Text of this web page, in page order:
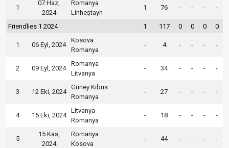
1
07 Haz,
2024
Romanya
Linheştayn
1 76 - - - -
Friendlies 1 2024 1 117 0 0 0 0
1 06 Eyl, 2024
Kosova
Romanya
- 4 - - - -
2 09 Eyl, 2024
Romanya
Litvanya
- 34 - - - -
3 12 Eki, 2024
Güney Kıbrıs
Romanya
- 27 - - - -
4 15 Eki, 2024
Litvanya
Romanya
- 18 - - - -
5
15 Kas,
2024
Romanya
Kosova
- 44 - - - -